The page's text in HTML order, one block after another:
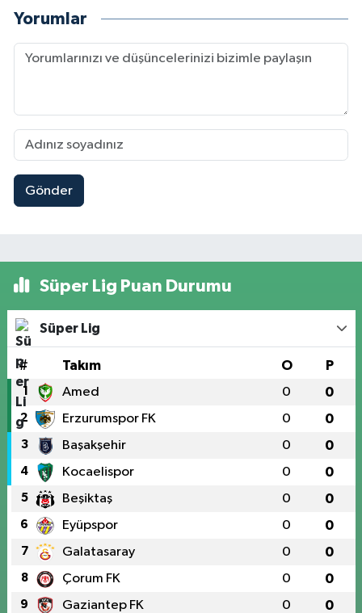
Yorumlar
Gönder
Süper Lig Puan Durumu
Süper Lig
# Takım O P
1 Amed 0 0
2 Erzurumspor FK 0 0
3 Başakşehir 0 0
4 Kocaelispor 0 0
5 Beşiktaş 0 0
6 Eyüpspor 0 0
7 Galatasaray 0 0
8 Çorum FK 0 0
9 Gaziantep FK 0 0